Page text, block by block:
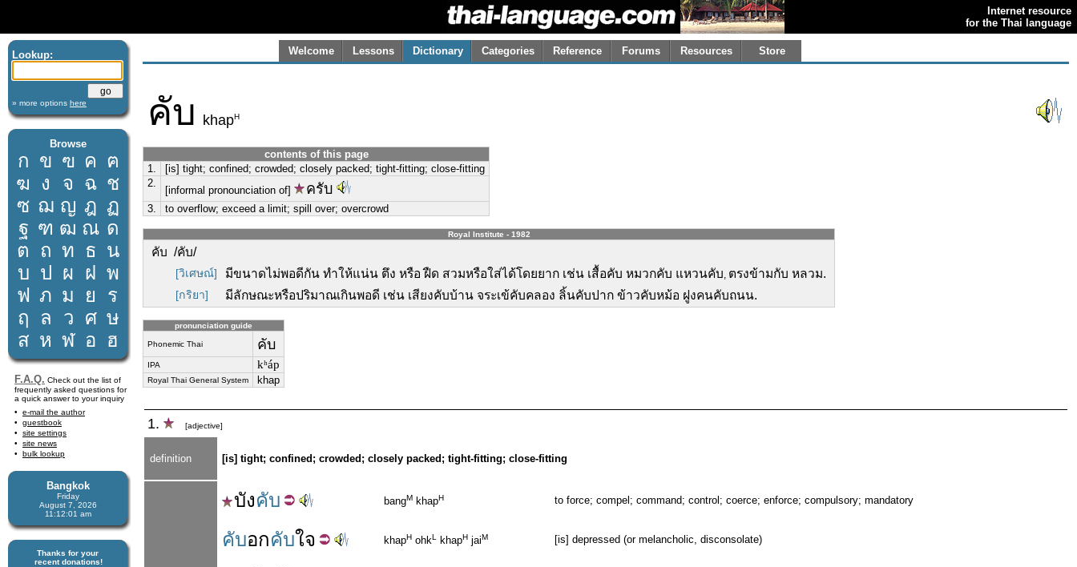
Internet resource
for the Thai language
Lookup:
» more options here
Browse
ก ข ฃ ค ฅ
ฆ ง จ ฉ ช
ซ ฌ ญ ฎ ฏ
ฐ ฑ ฒ ณ ด
ต ถ ท ธ น
บ ป ผ ฝ พ
ฟ ภ ม ย
ร
ฤ
ล ว ศ ษ
ส ห ฬ อ ฮ
F.A.Q. Check out the list of
frequently asked questions for
a quick answer to your inquiry
e-mail the author
guestbook
site settings
site news
bulk lookup
Bangkok
Friday
August 7, 2026
11:12:02 am
Thanks for your
recent donations!
Welcome Lessons Dictionary Categories Reference Forums Resources Store
คับ khapH
contents of this page
1.
[is] tight; confined; crowded; closely packed; tight-fitting; close-fitting
2.
[informal pronounciation of] ครับ
3. to overflow; exceed a limit; spill over; overcrowd
Royal Institute - 1982
คับ /คับ/
[วิเศษณ์] มีขนาดไม่พอดีกัน ทำให้แน่น ตึง หรือ ฝืด สวมหรือใส่ได้โดยยาก เช่น เสื้อคับ หมวกคับ แหวนคับ, ตรงข้ามกับ หลวม.
[กริยา] มีลักษณะหรือปริมาณเกินพอดี เช่น เสียงคับบ้าน จระเข้คับคลอง ลิ้นคับปาก ข้าวคับหม้อ ฝูงคนคับถนน.
pronunciation guide
Phonemic Thai คับ
IPA kʰáp
Royal Thai General System khap
1. [adjective]
definition [is] tight; confined; crowded; closely packed; tight-fitting; close-fitting
บังคับ bangM khapH to force; compel; command; control; coerce; enforce; compulsory; mandatory
คับอกคับใจ khapH ohkL khapH jaiM [is] depressed (or melancholic, disconsolate)